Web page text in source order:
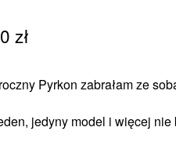
zł
Pyrkon zabrałam ze
jedyny model i więcej